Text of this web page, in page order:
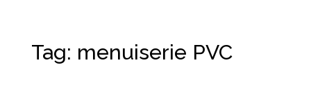
Tag: menuiserie PVC